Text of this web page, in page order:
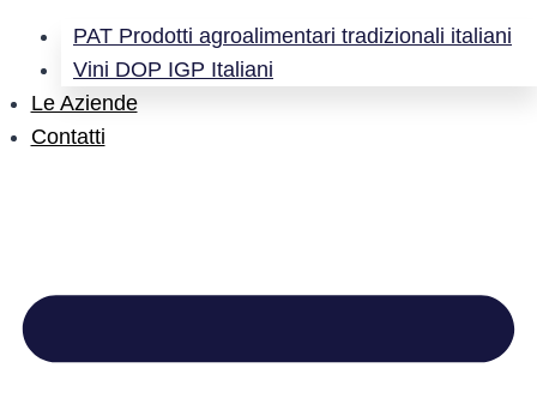
PAT Prodotti agroalimentari tradizionali italiani
Vini DOP IGP Italiani
Le Aziende
Contatti